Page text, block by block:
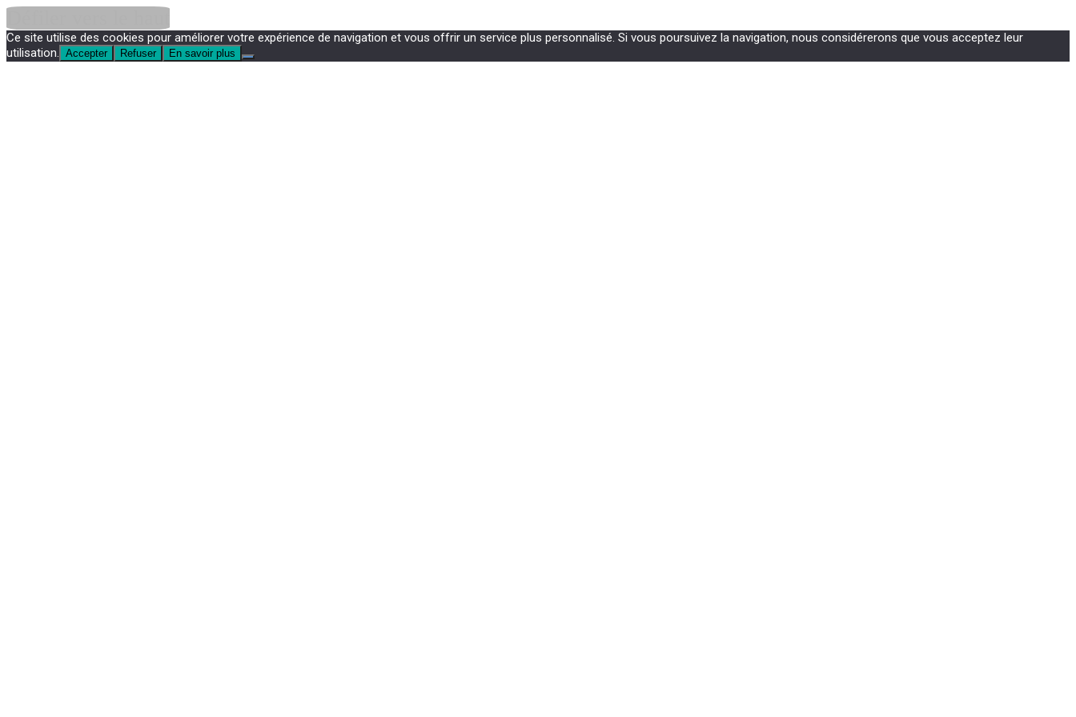
Ce site utilise des cookies pour améliorer votre expérience de navigation et vous offrir un service plus personnalisé. Si vous poursuivez la navigation, nous considérerons que vous acceptez leur
utilisation. Accepter Refuser En savoir plus